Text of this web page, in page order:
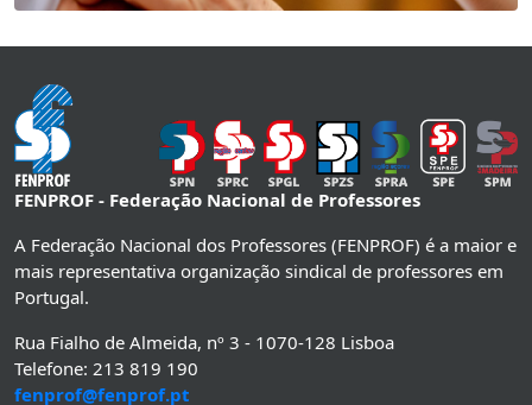
FENPROF - Federação Nacional de Professores
A Federação Nacional dos Professores (FENPROF) é a maior e
mais representativa organização sindical de professores em
Portugal.
Rua Fialho de Almeida, nº 3 - 1070-128 Lisboa
Telefone: 213 819 190
fenprof@fenprof.pt